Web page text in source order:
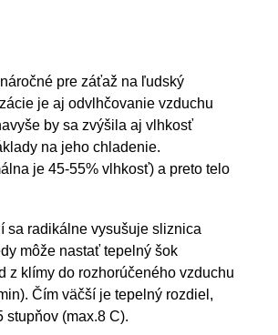
pre záťaž na ľudský
je aj odvlhčovanie vzduchu
by sa zvýšila aj vlhkosť
na jeho chladenie.
je 45-55% vlhkosť) a preto telo
sa radikálne vysušuje sliznica
môže nastať tepelný šok
z klímy do rozhorúčeného vzduchu
Čím väčší je tepelný rozdiel,
(max.8 C).